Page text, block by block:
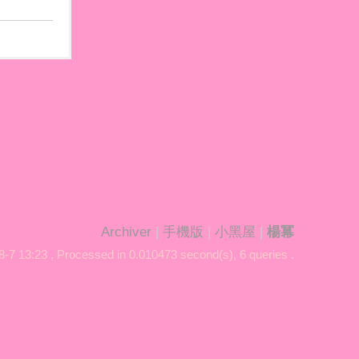
Archiver | 手機版 | 小黑屋 | 楊冪
7 13:23 , Processed in 0.010473 second(s), 6 queries .